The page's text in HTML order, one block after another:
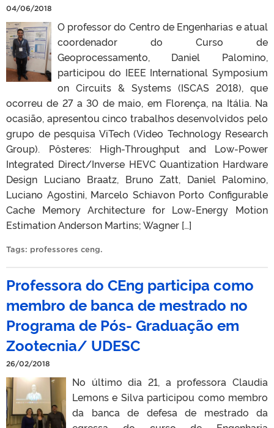
04/06/2018
O professor do Centro de Engenharias e atual
coordenador do Curso de
Geoprocessamento, Daniel Palomino,
participou do IEEE International Symposium
on Circuits & Systems (ISCAS 2018), que
ocorreu de 27 a 30 de maio, em Florença, na Itália. Na
ocasião, apresentou cinco trabalhos desenvolvidos pelo
grupo de pesquisa ViTech (Video Technology Research
Group). Pôsteres: High-Throughput and Low-Power
Integrated Direct/Inverse HEVC Quantization Hardware
Design Luciano Braatz, Bruno Zatt, Daniel Palomino,
Luciano Agostini, Marcelo Schiavon Porto Configurable
Cache Memory Architecture for Low-Energy Motion
Estimation Anderson Martins; Wagner […]
Tags: professores ceng.
Professora do CEng participa como
membro de banca de mestrado no
Programa de Pós- Graduação em
Zootecnia/ UDESC
26/02/2018
No último dia 21, a professora Claudia
Lemons e Silva participou como membro
da banca de defesa de mestrado da